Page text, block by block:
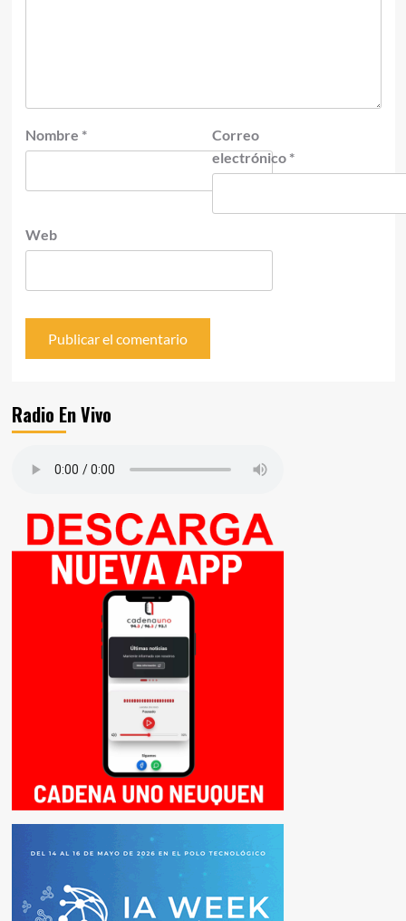
Nombre *
Correo
electrónico *
Web
Radio En Vivo